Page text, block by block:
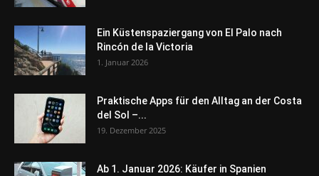
Ein Küstenspaziergang von El Palo nach
Rincón de la Victoria
1. Januar 2026
Praktische Apps für den Alltag an der Costa
del Sol –...
19. Dezember 2025
Ab 1. Januar 2026: Käufer in Spanien